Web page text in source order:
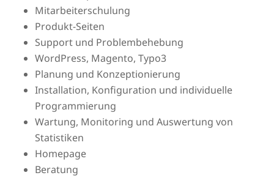
Mitarbeiterschulung
Produkt-Seiten
Support und Problembehebung
WordPress, Magento, Typo3
Planung und Konzeptionierung
Installation, Konfiguration und individuelle
Programmierung
Wartung, Monitoring und Auswertung von
Statistiken
Homepage
Beratung